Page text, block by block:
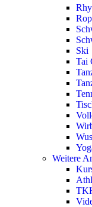
Ski
Tai
Weitere